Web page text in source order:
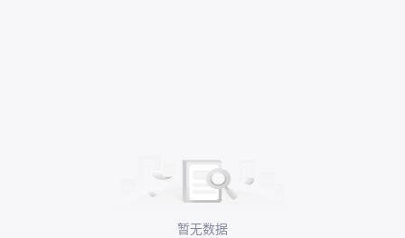
暂无数据